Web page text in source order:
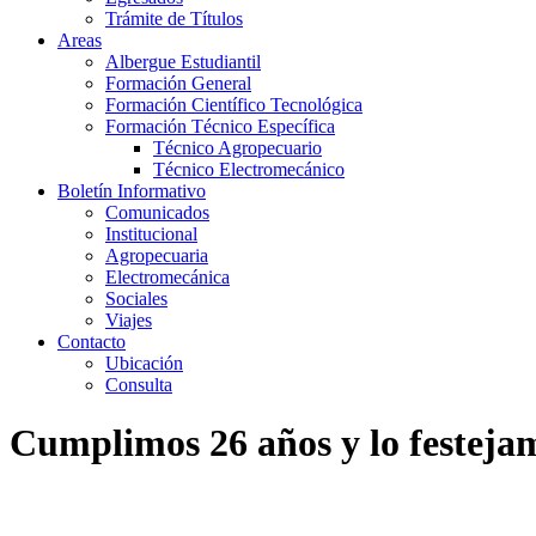
Trámite de Títulos
Areas
Albergue Estudiantil
Formación General
Formación Científico Tecnológica
Formación Técnico Específica
Técnico Agropecuario
Técnico Electromecánico
Boletín Informativo
Comunicados
Institucional
Agropecuaria
Electromecánica
Sociales
Viajes
Contacto
Ubicación
Consulta
Cumplimos 26 años y lo